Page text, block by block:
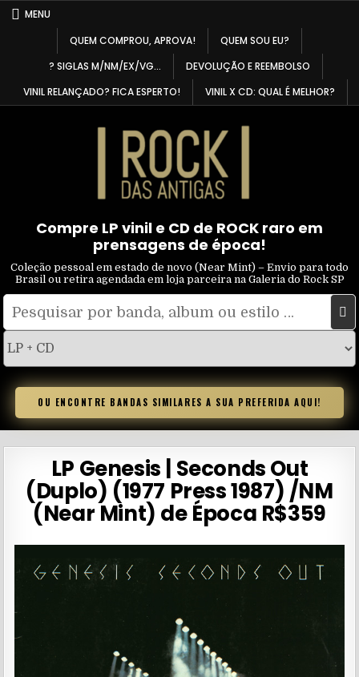
SkipMENU
QUEM COMPROU, APROVA!
QUEM SOU EU?
? SIGLAS M/NM/EX/VG…
DEVOLUÇÃO E REEMBOLSO
VINIL RELANÇADO? FICA ESPERTO!
VINIL X CD: QUAL É MELHOR?
Compre LP vinil e CD de ROCK raro em
prensagens de época!
Coleção pessoal em estado de novo (Near Mint) – Envio para todo
Brasil ou retira agendada em loja parceira na Galeria do Rock SP
Pesquisar
tipo
OU ENCONTRE BANDAS SIMILARES A SUA PREFERIDA AQUI!
LP Genesis | Seconds Out
(Duplo) (1977 Press 1987) /NM
(Near Mint) de Época R$359